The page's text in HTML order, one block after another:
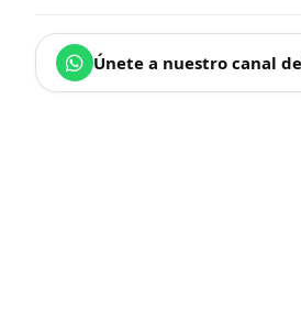
Únete a nuestro canal